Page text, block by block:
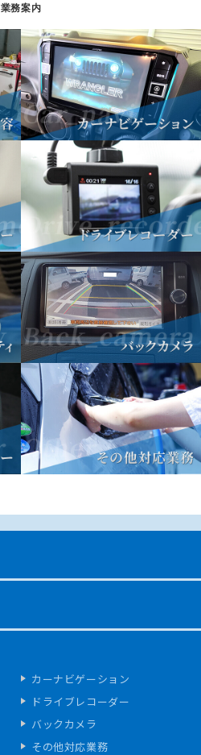
業務案内
カーナビゲーション
ドライブレコーダー
バックカメラ
その他対応業務